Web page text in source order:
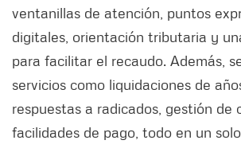
ventanillas de atención, puntos
digitales, orientación tributaria y
para facilitar el recaudo. Además,
servicios como liquidaciones de
respuestas a radicados, gestión de
facilidades de pago, todo en un